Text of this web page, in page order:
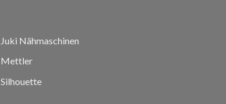
Juki Nähmaschinen
Mettler
Silhouette